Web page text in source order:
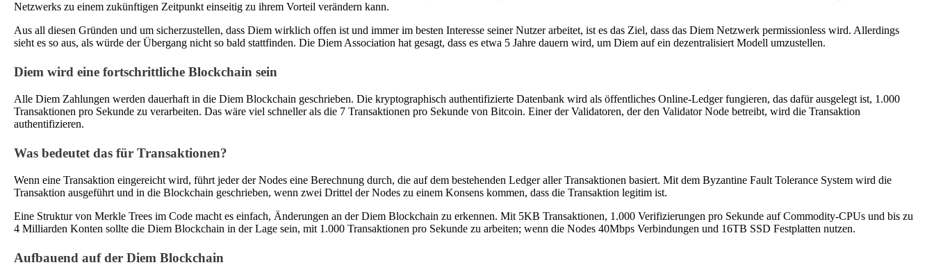
Netzwerks zu einem zukünftigen Zeitpunkt einseitig zu ihrem Vorteil verändern kann.
Aus all diesen Gründen und um sicherzustellen, dass Diem wirklich offen ist und immer im besten Interesse seiner Nutzer arbeitet, ist es das Ziel, dass das Diem Netzwerk permissionless wird. Allerdings
sieht es so aus, als würde der Übergang nicht so bald stattfinden. Die Diem Association hat gesagt, dass es etwa 5 Jahre dauern wird, um Diem auf ein dezentralisiert Modell umzustellen.
Diem wird eine fortschrittliche Blockchain sein
Alle Diem Zahlungen werden dauerhaft in die Diem Blockchain geschrieben. Die kryptographisch authentifizierte Datenbank wird als öffentliches Online-Ledger fungieren, das dafür ausgelegt ist, 1.000
Transaktionen pro Sekunde zu verarbeiten. Das wäre viel schneller als die 7 Transaktionen pro Sekunde von Bitcoin. Einer der Validatoren, der den Validator Node betreibt, wird die Transaktion
authentifizieren.
Was bedeutet das für Transaktionen?
Wenn eine Transaktion eingereicht wird, führt jeder der Nodes eine Berechnung durch, die auf dem bestehenden Ledger aller Transaktionen basiert. Mit dem Byzantine Fault Tolerance System wird die
Transaktion ausgeführt und in die Blockchain geschrieben, wenn zwei Drittel der Nodes zu einem Konsens kommen, dass die Transaktion legitim ist.
Eine Struktur von Merkle Trees im Code macht es einfach, Änderungen an der Diem Blockchain zu erkennen. Mit 5KB Transaktionen, 1.000 Verifizierungen pro Sekunde auf Commodity-CPUs und bis zu
4 Milliarden Konten sollte die Diem Blockchain in der Lage sein, mit 1.000 Transaktionen pro Sekunde zu arbeiten; wenn die Nodes 40Mbps Verbindungen und 16TB SSD Festplatten nutzen.
Aufbauend auf der Diem Blockchain